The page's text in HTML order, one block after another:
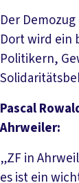
Der
Dort wird ein
Politikern,
Pascal
Ahrweiler:
„ZF in
es ist ein